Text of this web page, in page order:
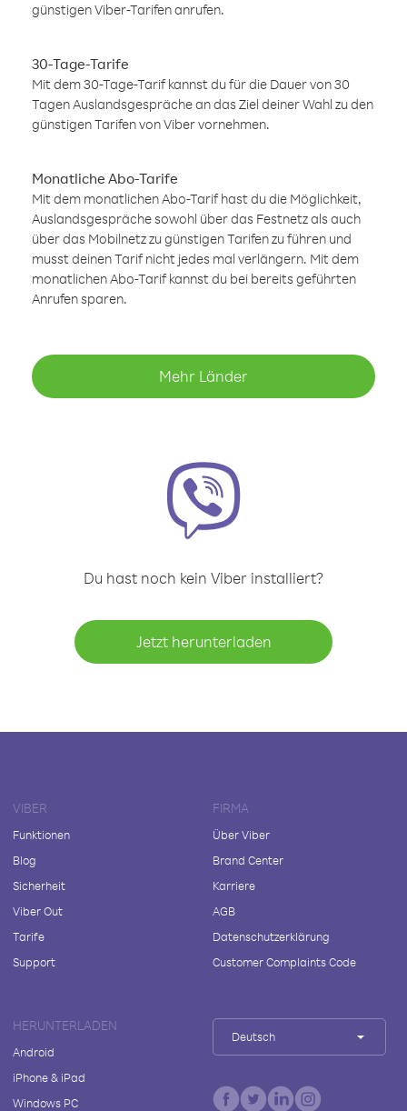
günstigen Viber-Tarifen anrufen.
30-Tage-Tarife
Mit dem 30-Tage-Tarif kannst du für die Dauer von 30
Tagen Auslandsgespräche an das Ziel deiner Wahl zu den
günstigen Tarifen von Viber vornehmen.
Monatliche Abo-Tarife
Mit dem monatlichen Abo-Tarif hast du die Möglichkeit,
Auslandsgespräche sowohl über das Festnetz als auch
über das Mobilnetz zu günstigen Tarifen zu führen und
musst deinen Tarif nicht jedes mal verlängern. Mit dem
monatlichen Abo-Tarif kannst du bei bereits geführten
Anrufen sparen.
Mehr Länder
Du hast noch kein Viber installiert?
Jetzt herunterladen
VIBER
Funktionen
Blog
Sicherheit
Viber Out
Tarife
Support
FIRMA
Über Viber
Brand Center
Karriere
AGB
Datenschutzerklärung
Customer Complaints Code
HERUNTERLADEN
Android
iPhone & iPad
Windows PC
Deutsch